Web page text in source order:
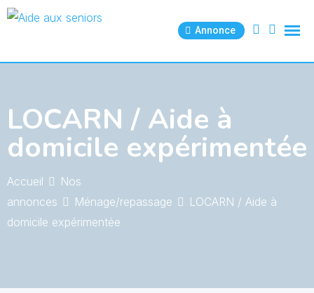
Skip
Annonce
LOCARN / Aide à
domicile expérimentée
Accueil
Nos
annonces
Ménage/repassage
LOCARN / Aide à
domicile expérimentée